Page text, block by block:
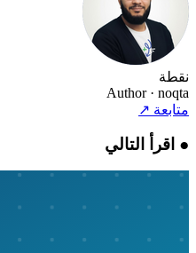
نقطة
Author· noqta
متابعة ↗
● اقرأ التالي